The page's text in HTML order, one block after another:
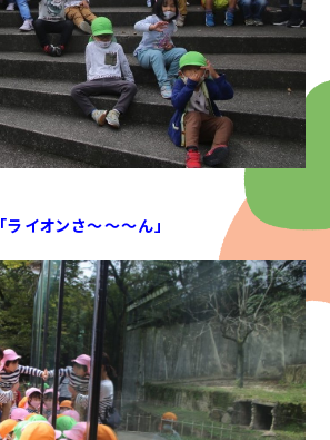
「ライオンさ～～～ん」